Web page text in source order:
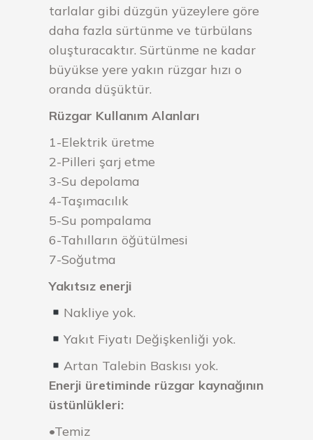
tarlalar gibi düzgün yüzeylere göre
daha fazla sürtünme ve türbülans
oluşturacaktır. Sürtünme ne kadar
büyükse yere yakın rüzgar hızı o
oranda düşüktür.
Rüzgar Kullanım Alanları
1-Elektrik üretme
2-Pilleri şarj etme
3-Su depolama
4-Taşımacılık
5-Su pompalama
6-Tahılların öğütülmesi
7-Soğutma
Yakıtsız enerji
Nakliye yok.
Yakıt Fiyatı Değişkenliği yok.
Artan Talebin Baskısı yok.
Enerji üretiminde rüzgar kaynağının
üstünlükleri:
•Temiz